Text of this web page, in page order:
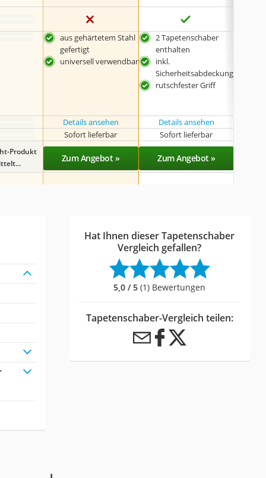
aus gehärtetem Stahl
gefertigt
universell verwendbar
2 Tapetenschaber
enthalten
inkl.
Sicherheitsabdeckung
rutschfester Griff
Details ansehen Details ansehen
Sofort lieferbar Sofort lieferbar
Produkt
Zum Angebot » Zum Angebot »
Hat Ihnen dieser Tapetenschaber
Vergleich gefallen?
5,0 / 5 (1) Bewertungen
Tapetenschaber-Vergleich teilen: